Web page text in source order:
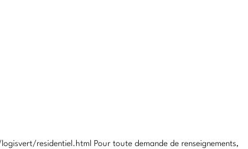
residentiel.html Pour toute demande de renseignements,